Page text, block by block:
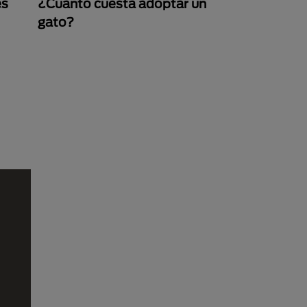
¿Cuánto cuesta adoptar un
gato?